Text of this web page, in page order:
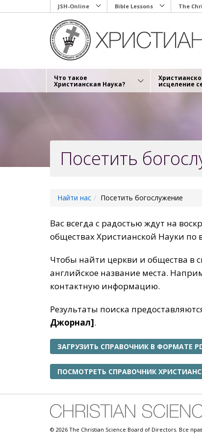
to
JSH-Online Bible Lessons The
Что такое
Христианская Наука? исцеление
Посетить
Найти нас Посетить богослужение
Вас всегда с радостью ждут на
обществах Христианской Науки по
Чтобы найти церкви и общества в
английское название места.
контактную информацию.
Результаты поиска
Джорнал].
ЗАГРУЗИТЬ СПРАВОЧНИК В ФОРМАТЕ
ПОСМОТРЕТЬ СПРАВОЧНИК
© 2026 The Christian Science Board of Directors. Все